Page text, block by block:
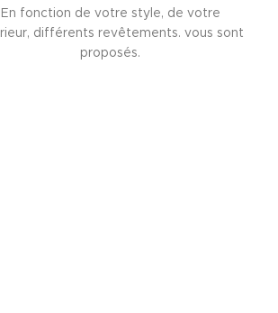
En fonction de votre style, de votre
différents revêtements. vous sont
proposés.